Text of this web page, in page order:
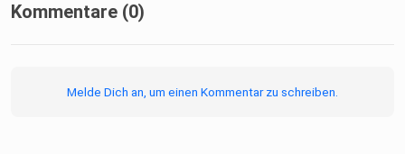
Kommentare (0)
Melde Dich an, um einen Kommentar zu schreiben.